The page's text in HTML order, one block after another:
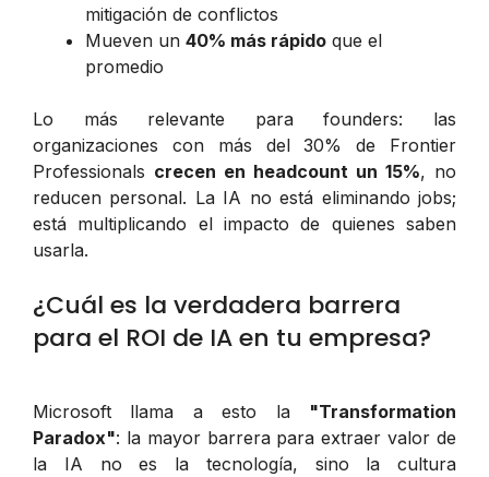
mitigación de conflictos
Mueven un 40% más rápido que el
promedio
Lo más relevante para founders: las
organizaciones con más del 30% de Frontier
Professionals crecen en headcount un 15%, no
reducen personal. La IA no está eliminando jobs;
está multiplicando el impacto de quienes saben
usarla.
¿Cuál es la verdadera barrera
para el ROI de IA en tu empresa?
Microsoft llama a esto la "Transformation
Paradox": la mayor barrera para extraer valor de
la IA no es la tecnología, sino la cultura